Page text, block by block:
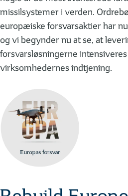
missilsystemer i verden.
europæiske forsvarsaktier har
og vi begynder nu at se, at
forsvarsløsningerne
virksomhedernes indtjening.